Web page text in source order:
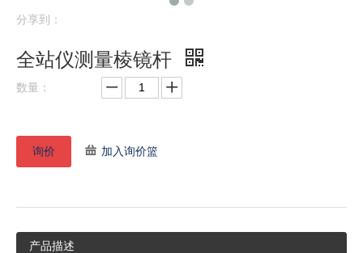
分享到：
全站仪测量棱镜杆
数量：
询价 加入询价篮
产品描述